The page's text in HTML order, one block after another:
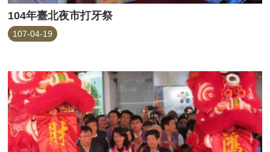
104年臺北夜市打牙祭
107-04-19